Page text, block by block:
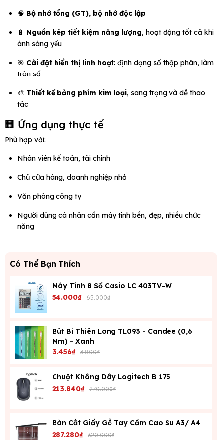
🧠 Bộ nhớ tổng (GT), bộ nhớ độc lập
🔋 Nguồn kép tiết kiệm năng lượng, hoạt động tốt cả khi
ánh sáng yếu
🎯 Cài đặt hiển thị linh hoạt: định dạng số thập phân, làm
tròn số
🎨 Thiết kế bảng phím kim loại, sang trọng và dễ thao
tác
🏢 Ứng dụng thực tế
Phù hợp với:
Nhân viên kế toán, tài chính
Chủ cửa hàng, doanh nghiệp nhỏ
Văn phòng công ty
Người dùng cá nhân cần máy tính bền, đẹp, nhiều chức
năng
Có Thể Bạn Thích
Máy Tính 8 Số Casio LC 403TV-W
54.000₫ 65.000₫
Bút Bi Thiên Long TL093 - Candee (0,6
Mm) - Xanh
3.456₫ 3.800₫
Chuột Không Dây Logitech B 175
213.840₫ 270.000₫
Bàn Cắt Giấy Gỗ Tay Cầm Cao Su A3/ A4
287.280₫ 320.000₫